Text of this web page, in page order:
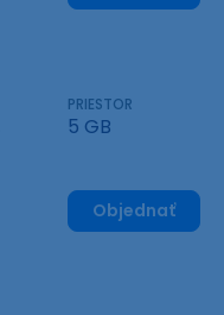
PRIESTOR
5 GB
Objednať